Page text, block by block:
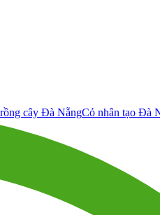
cây Đà NẵngCỏ nhân tạo Đà